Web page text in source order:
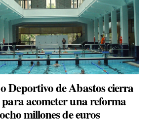
Deportivo de Abastos cierra
para acometer una reforma
millones de euros